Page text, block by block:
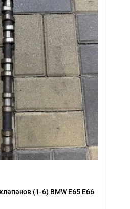
(1-6) BMW E65 E66